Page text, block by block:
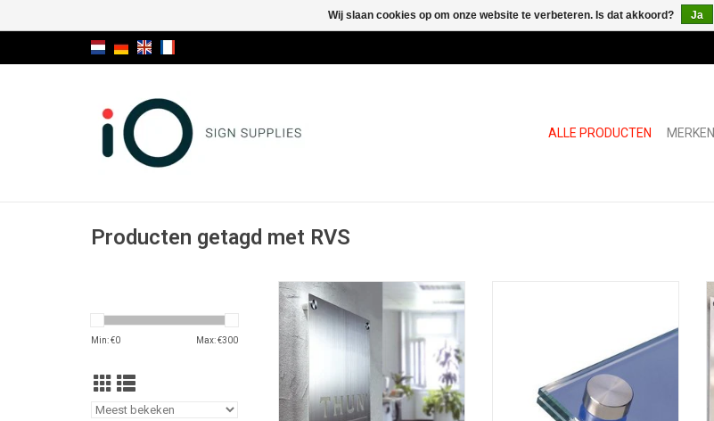
ALLE PRODUCTEN MERKEN
Producten getagd met RVS
Min: €0 Max: €300
TOEVOEGEN AAN WINKELWAGEN
Wij slaan cookies op om onze website te verbeteren. Is dat akkoord? Ja